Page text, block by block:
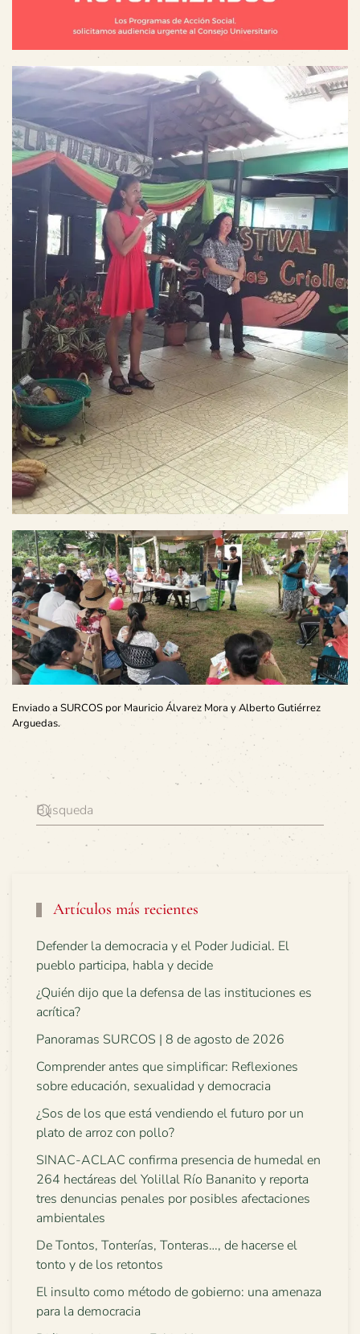
Enviado a SURCOS por Mauricio Álvarez Mora y Alberto Gutiérrez
Arguedas.
Artículos más recientes
Defender la democracia y el Poder Judicial. El
pueblo participa, habla y decide
¿Quién dijo que la defensa de las instituciones es
acrítica?
Panoramas SURCOS | 8 de agosto de 2026
Comprender antes que simplificar: Reflexiones
sobre educación, sexualidad y democracia
¿Sos de los que está vendiendo el futuro por un
plato de arroz con pollo?
SINAC-ACLAC confirma presencia de humedal en
264 hectáreas del Yolillal Río Bananito y reporta
tres denuncias penales por posibles afectaciones
ambientales
De Tontos, Tonterías, Tonteras…, de hacerse el
tonto y de los retontos
El insulto como método de gobierno: una amenaza
para la democracia